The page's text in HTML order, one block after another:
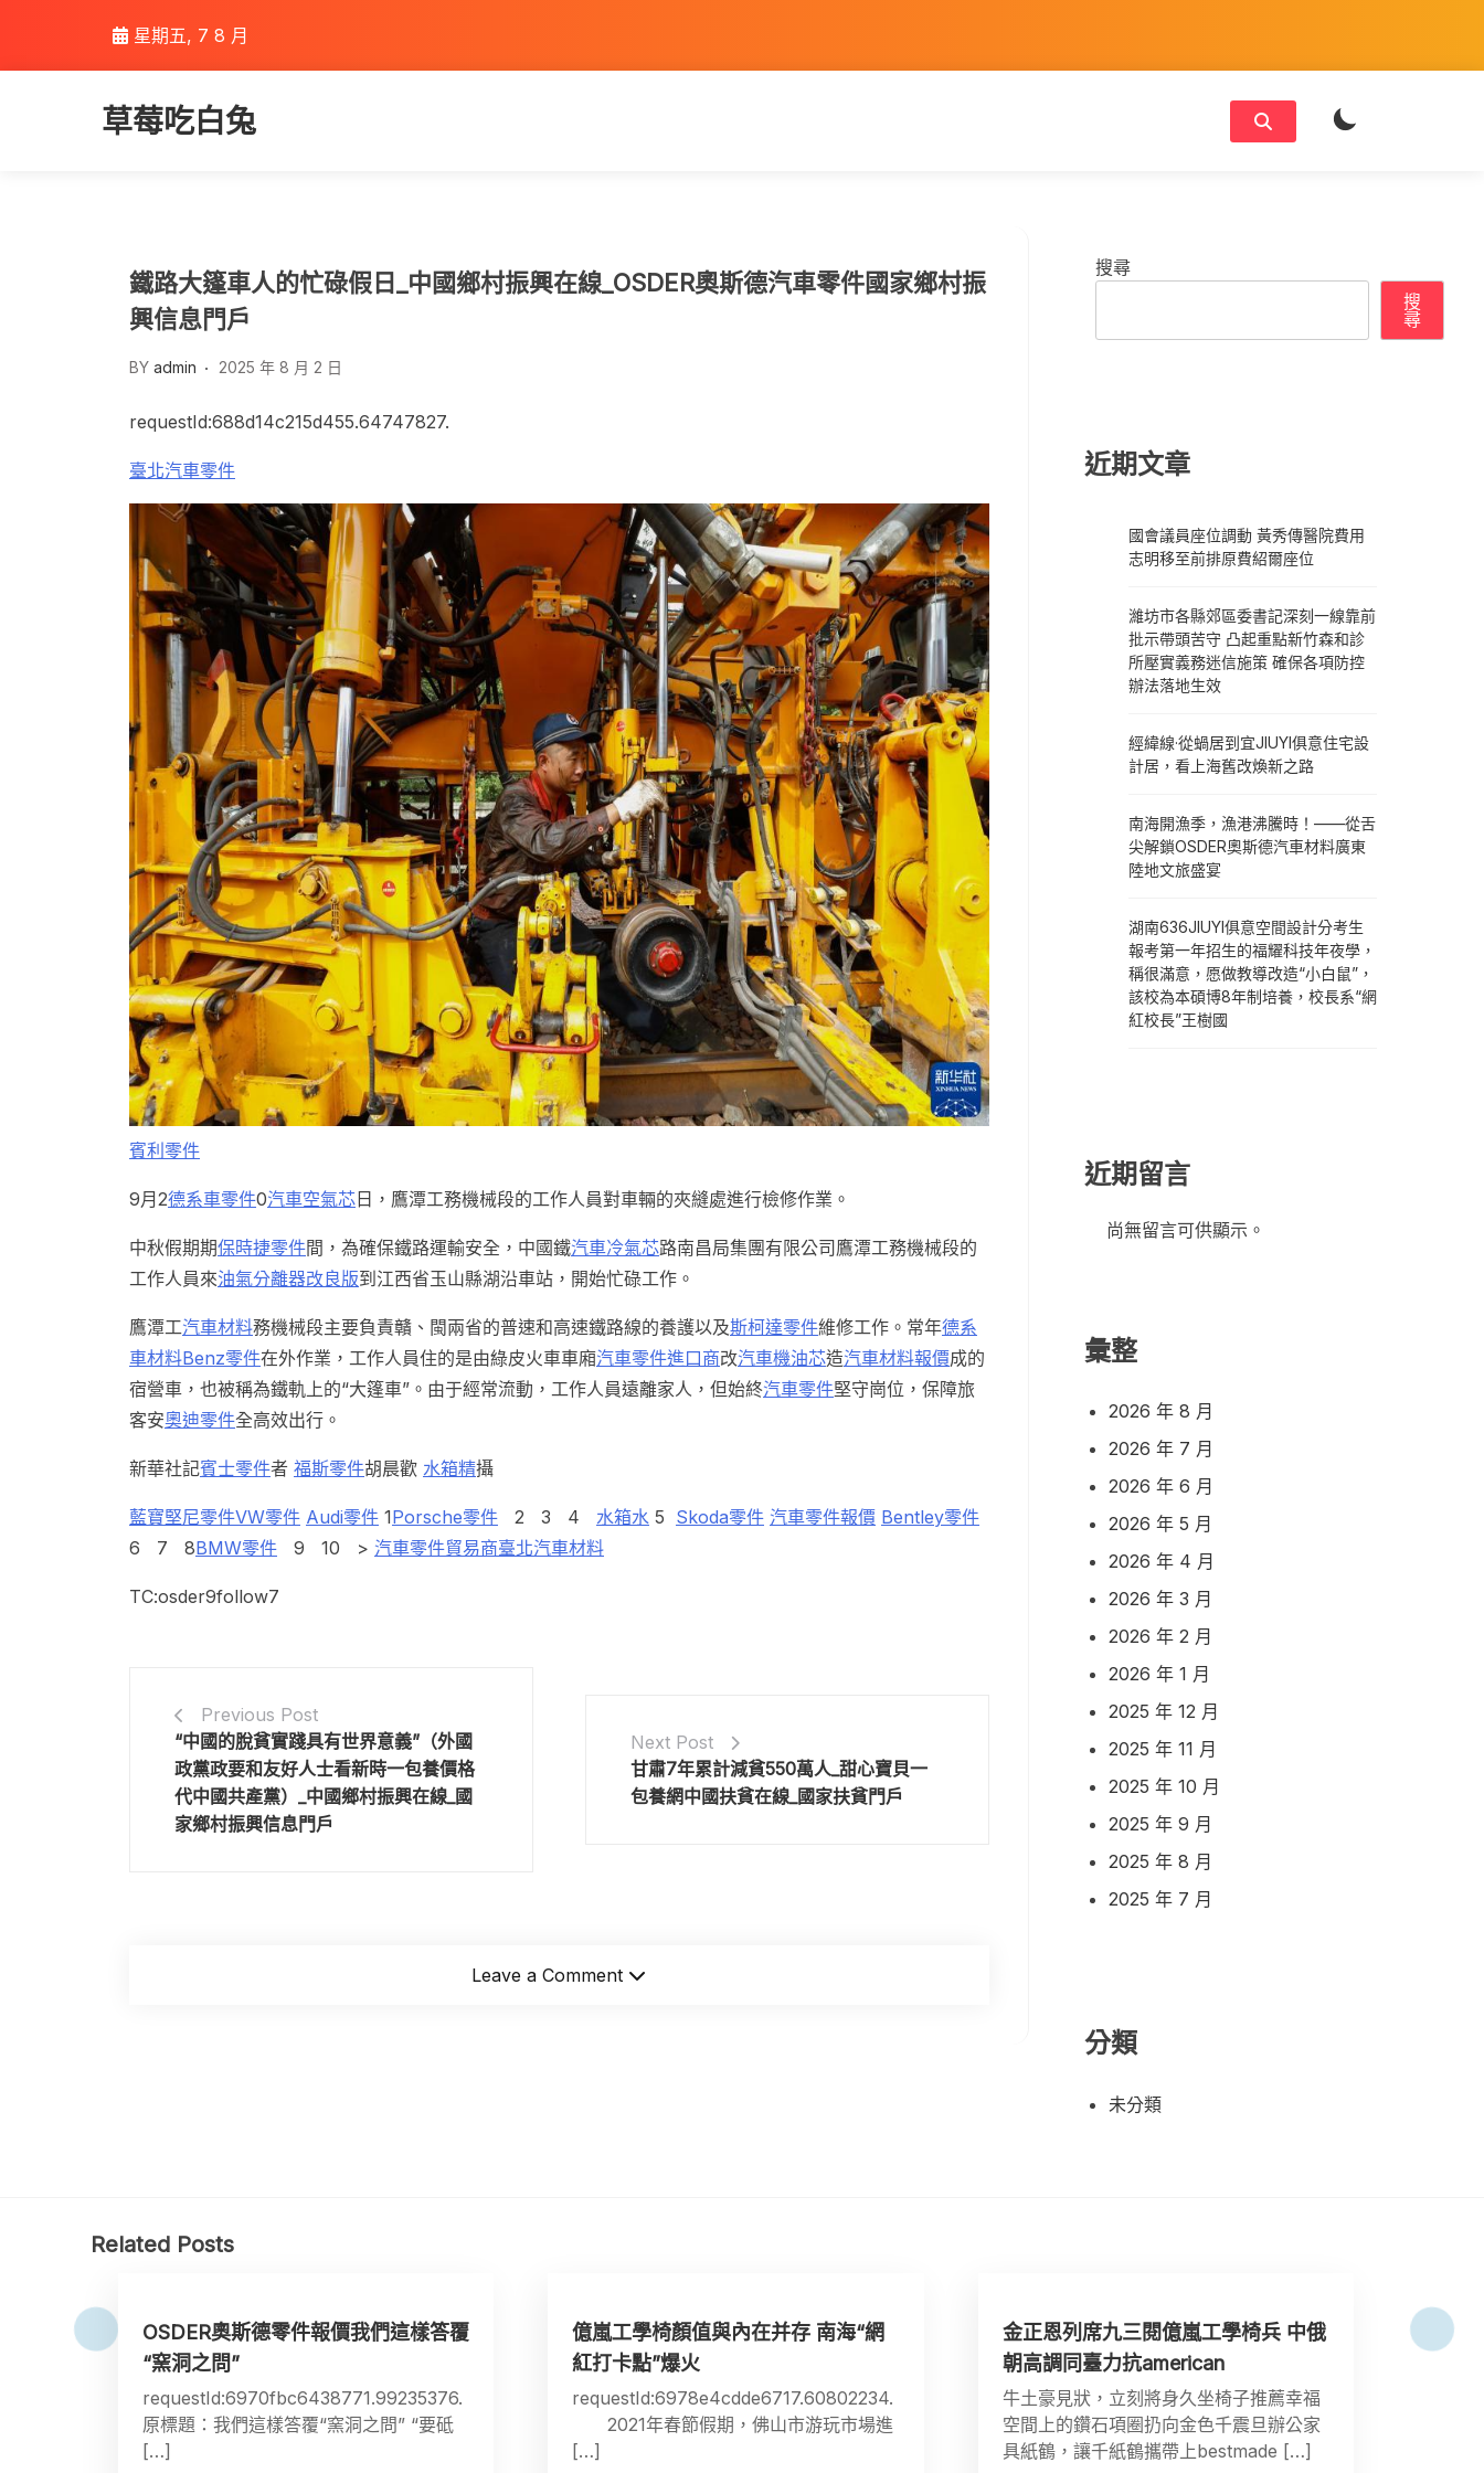
content
星期五, 7 8 月
草莓吃白兔
鐵路大篷車人的忙碌假日_中國鄉村振興在線_OSDER奧斯德汽車零件國家鄉村振
興信息門戶
BY admin 2025 年 8 月 2 日
requestId:688d14c215d455.64747827.
臺北汽車零件
賓利零件
9月2德系車零件0汽車空氣芯 日，鷹潭工務機械段的工作人員對車輛的夾縫處進行檢修作業。
中秋假期期保時捷零件間，為確保鐵路運輸安全，中國鐵汽車冷氣芯路南昌局集團有限公司鷹潭工務機械段的
工作人員來油氣分離器改良版到江西省玉山縣湖沿車站，開始忙碌工作。
鷹潭工汽車材料務機械段主要負責贛、閩兩省的普速和高速鐵路線的養護以及斯柯達零件維修工作。常年德系
車材料Benz零件在外作業，工作人員住的是由綠皮火車車廂汽車零件進口商改汽車機油芯造汽車材料報價成的
宿營車，也被稱為鐵軌上的“大篷車”。由于經常流動，工作人員遠離家人，但始終汽車零件堅守崗位，保障旅
客安奧迪零件全高效出行。
新華社記賓士零件者 福斯零件胡晨歡 水箱精攝
藍寶堅尼零件VW零件 Audi零件 1Porsche零件 2 3 4 水箱水 5 Skoda零件 汽車零件報價 Bentley零件
6 7 8BMW零件 9 10 > 汽車零件貿易商臺北汽車材料
TC:osder9follow7
Previous Post
“中國的脫貧實踐具有世界意義”（外國
政黨政要和友好人士看新時一包養價格
代中國共產黨）_中國鄉村振興在線_國
家鄉村振興信息門戶
Next Post
甘肅7年累計減貧550萬人_甜心寶貝一
包養網中國扶貧在線_國家扶貧門戶
Leave a Comment
搜尋
搜
尋
近期文章
國會議員座位調動 黃秀傳醫院費用
志明移至前排原費紹爾座位
濰坊市各縣郊區委書記深刻一線靠前
批示帶頭苦守 凸起重點新竹森和診
所壓實義務迷信施策 確保各項防控
辦法落地生效
經緯線·從蝸居到宜JIUYI俱意住宅設
計居，看上海舊改煥新之路
南海開漁季，漁港沸騰時！——從舌
尖解鎖OSDER奧斯德汽車材料廣東
陸地文旅盛宴
湖南636JIUYI俱意空間設計分考生
報考第一年招生的福耀科技年夜學，
稱很滿意，愿做教導改造“小白鼠”，
該校為本碩博8年制培養，校長系“網
紅校長”王樹國
近期留言
尚無留言可供顯示。
彙整
2026 年 8 月
2026 年 7 月
2026 年 6 月
2026 年 5 月
2026 年 4 月
2026 年 3 月
2026 年 2 月
2026 年 1 月
2025 年 12 月
2025 年 11 月
2025 年 10 月
2025 年 9 月
2025 年 8 月
2025 年 7 月
分類
未分類
Related Posts
OSDER奧斯德零件報價我們這樣答覆
“窯洞之問”
requestId:6970fbc6438771.99235376.
原標題：我們這樣答覆“窯洞之問” “要砥
[…]
億嵐工學椅顏值與內在并存 南海“網
紅打卡點”爆火
requestId:6978e4cdde6717.60802234.
2021年春節假期，佛山市游玩市場進
[…]
金正恩列席九三閱億嵐工學椅兵 中俄
朝高調同臺力抗american
牛土豪見狀，立刻將身久坐椅子推薦幸福
空間上的鑽石項圈扔向金色千震旦辦公家
具紙鶴，讓千紙鶴攜帶上bestmade […]